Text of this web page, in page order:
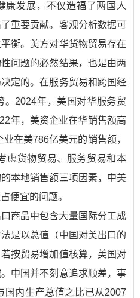
康发展，不仅造福了两国人
重要贡献。客观分析数据可
衡。美方对华货物贸易存在
问题的必然结果，也是由两
定的。在服务贸易和跨国经
。2024年，美国对华服务贸
年，美资企业在华销售额高
在美786亿美元的销售额，
虑货物贸易、服务贸易和本
本地销售额三项因素，中美
便宜的问题。
商品中包含大量国际分工成
是以总值（中国对美出口的
按贸易增加值核算，美国对
中国并不刻意追求顺差，事
国内生产总值之比已从2007